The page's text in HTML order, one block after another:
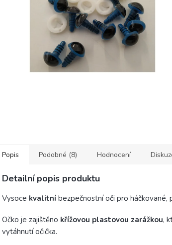
Popis Podobné (8) Hodnocení
Detailní popis produktu
Vysoce kvalitní bezpečnostní oči pro háčkované,
Očko je zajištěno křížovou plastovou zarážkou,
vytáhnutí očička.